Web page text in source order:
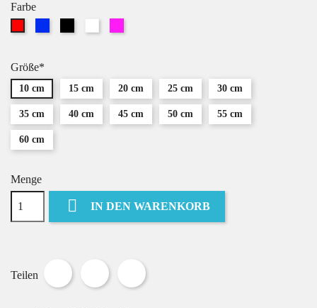
Farbe
Größe*
10 cm 15 cm 20 cm 25 cm 30 cm
35 cm 40 cm 45 cm 50 cm 55 cm
60 cm
Menge
 IN DEN WARENKORB
Teilen